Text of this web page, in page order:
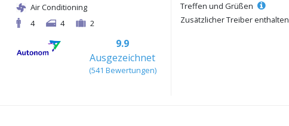
Air Conditioning
4
4 2
9.9
Ausgezeichnet
(541 Bewertungen)
Treffen und Grüßen
Zusätzlicher Treiber enthalten